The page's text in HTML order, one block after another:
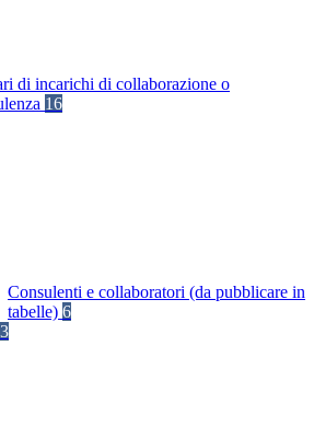
di incarichi di collaborazione o
16
Consulenti e collaboratori (da pubblicare in
tabelle) 6